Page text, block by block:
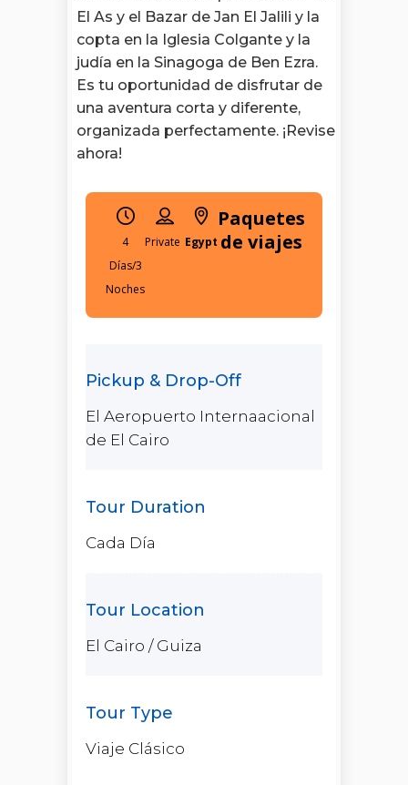
El As y el Bazar de Jan El Jalili y la
copta en la Iglesia Colgante y la
judía en la Sinagoga de Ben Ezra.
Es tu oportunidad de disfrutar de
una aventura corta y diferente,
organizada perfectamente. ¡Revise
ahora!
4
Días/3
Noches
Egypt
Paquetes
de viajes
El Aeropuerto Internaacional
de El Cairo
Cada Día
El Cairo / Guiza
Viaje Clásico